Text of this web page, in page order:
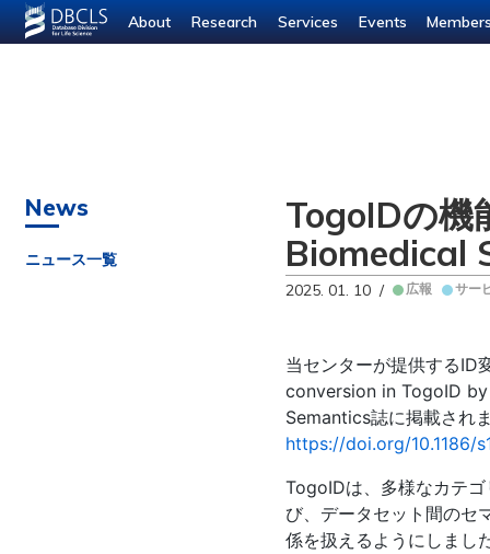
--- --- About Research Services Events
News
ニュース一覧
TogoIDの機
Biomedical
2025. 01. 10 / 広報 サー
当センターが提供するID
conversion in TogoID
Semantics誌に掲載され
https://doi.org/10.1186/
TogoIDは、多様なカテ
び、データセット間のセ
係を扱えるようにしまし